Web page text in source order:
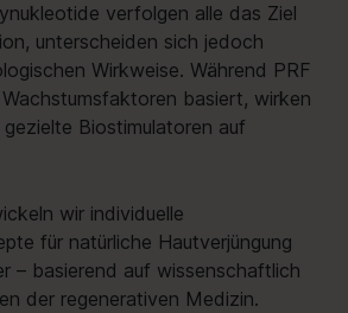
verfolgen alle das Ziel
unterscheiden sich jedoch
Wirkweise. Während PRF
basiert, wirken
Biostimulatoren auf
wir individuelle
für natürliche Hautverjüngung
– basierend auf wissenschaftlich
der regenerativen Medizin.